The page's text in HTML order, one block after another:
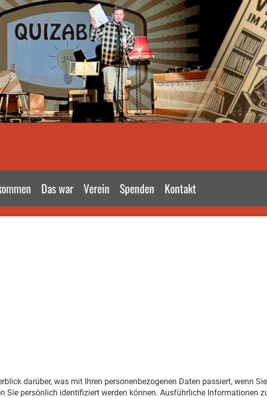
Das war Verein Spenden Kontakt
darüber, was mit Ihren personenbezogenen Daten passiert, wenn
Sie persönlich identifiziert werden können. Ausführliche Informationen